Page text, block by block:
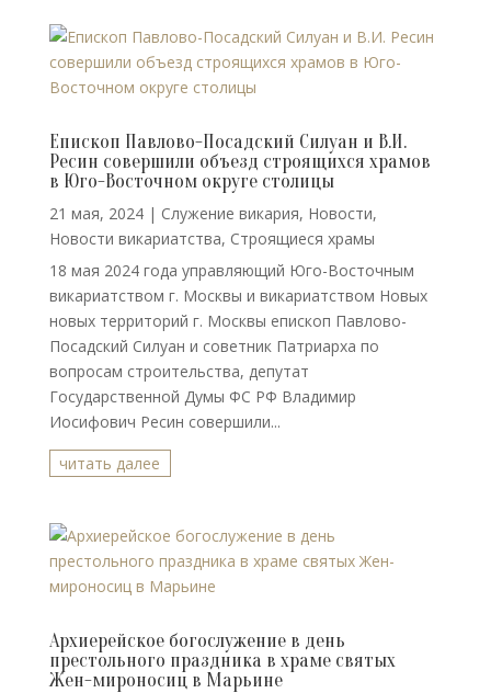
Епископ Павлово-Посадский Силуан и В.И.
Ресин совершили объезд строящихся храмов
в Юго-Восточном округе столицы
21 мая, 2024| Cлужение викария, Новости,
Новости викариатства, Строящиеся храмы
18 мая 2024 года управляющий Юго-Восточным
викариатством г. Москвы и викариатством Новых
новых территорий г. Москвы епископ Павлово-
Посадский Силуан и советник Патриарха по
вопросам строительства, депутат
Государственной Думы ФС РФ Владимир
Иосифович Ресин совершили...
читать далее
Архиерейское богослужение в день
престольного праздника в храме святых
Жен-мироносиц в Марьине